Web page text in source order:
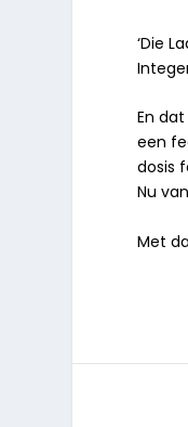
‘Die
En
een
dosis
Nu
Met